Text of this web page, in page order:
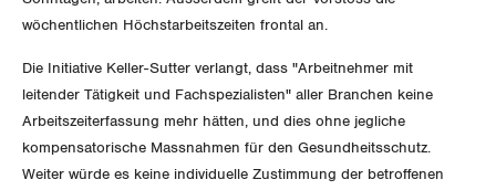
LOHNRECHNER
GREMIEN
ZENTRALSEKRETARIAT
Medien
Publikationen
Artikel
Blog
wöchentlichen Höchstarbeitszeiten frontal an.
Die Initiative Keller-Sutter verlangt, dass "Arbeitnehmer mit
leitender Tätigkeit und Fachspezialisten" aller Branchen keine
Arbeitszeiterfassung mehr hätten, und dies ohne jegliche
kompensatorische Massnahmen für den Gesundheitsschutz.
Weiter würde es keine individuelle Zustimmung der betroffenen